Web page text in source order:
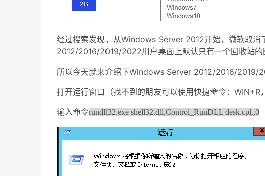
经过搜索发现， 从Windows Server 2012开始，微软取
2012/2016/2019/2022用户桌面上默认只有一个回收站的
所以今天就来介绍下Windows Server 2012/2016/2019/
打开运行窗口（找不到的朋友可以使用快捷命令：WIN+R
输入命令rundll32.exe shell32.dll,Control_RunDLL desk.cpl,,0